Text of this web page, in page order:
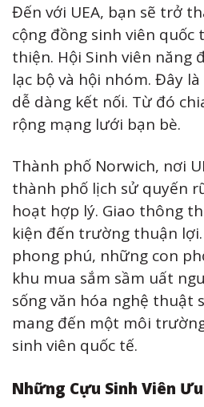
Đến với UEA, bạn sẽ trở
cộng đồng sinh viên quốc
thiện. Hội Sinh viên năng
lạc bộ và hội nhóm. Đây
dễ dàng kết nối. Từ đó
rộng mạng lưới bạn bè.
Thành phố Norwich, nơi
thành phố lịch sử quyến
hoạt hợp lý. Giao thông
kiện đến trường thuận lợi.
phong phú, những con
khu mua sắm sầm uất
sống văn hóa nghệ thuật
mang đến một môi
sinh viên quốc tế.
Những Cựu Sinh Viên